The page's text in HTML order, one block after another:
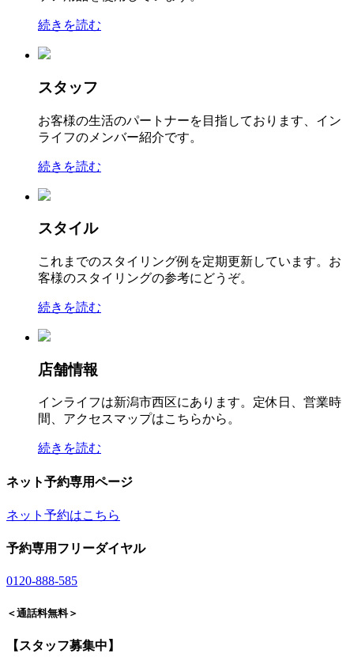
続きを読む
スタッフ
お客様の生活のパートナーを目指しております、イン
ライフのメンバー紹介です。
続きを読む
スタイル
これまでのスタイリング例を定期更新しています。お
客様のスタイリングの参考にどうぞ。
続きを読む
店舗情報
インライフは新潟市西区にあります。定休日、営業時
間、アクセスマップはこちらから。
続きを読む
ネット予約専用ページ
ネット予約はこちら
予約専用フリーダイヤル
0120-888-585
＜通話料無料＞
【スタッフ募集中】